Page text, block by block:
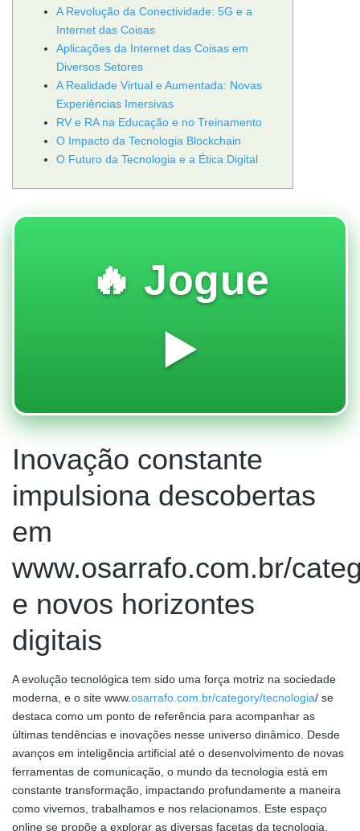
A Revolução da Conectividade: 5G e a
Internet das Coisas
Aplicações da Internet das Coisas em
Diversos Setores
A Realidade Virtual e Aumentada: Novas
Experiências Imersivas
RV e RA na Educação e no Treinamento
O Impacto da Tecnologia Blockchain
O Futuro da Tecnologia e a Ética Digital
🔥 Jogue
▶️
Inovação constante
impulsiona descobertas
em
www.osarrafo.com.br/
e novos horizontes
digitais
A evolução tecnológica tem sido uma força motriz na sociedade
moderna, e o site www.osarrafo.com.br/category/tecnologia/ se
destaca como um ponto de referência para acompanhar as
últimas tendências e inovações nesse universo dinâmico. Desde
avanços em inteligência artificial até o desenvolvimento de novas
ferramentas de comunicação, o mundo da tecnologia está em
constante transformação, impactando profundamente a maneira
como vivemos, trabalhamos e nos relacionamos. Este espaço
online se propõe a explorar as diversas facetas da tecnologia,